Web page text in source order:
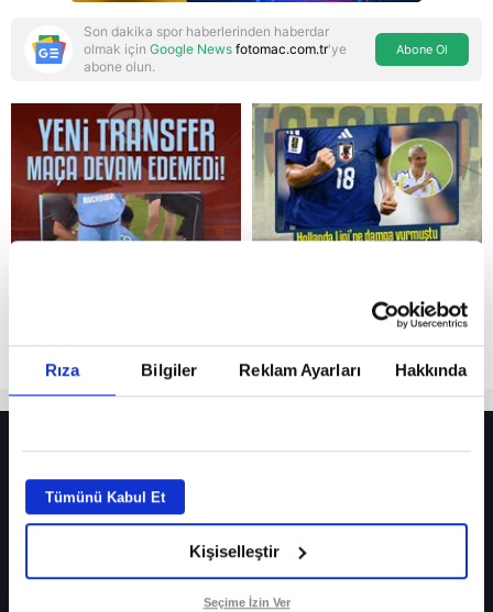
Rıza Bilgiler Reklam Ayarları Hakkında
Tümünü Kabul Et
Kişiselleştir
Seçime İzin Ver
Reddet
Son dakika spor haberlerinden haberdar
olmak için Google News fotomac.com.tr'ye
abone olun.
Abone Ol
Fenerbahçe’de sürpriz ayrılık ihtimali! Devre arasında gelmişti
Fenerbahçe’nin yeni transferi Mason Greenwood için olay sözler!
Galatasaray’da rota yeniden Thiago Almada!